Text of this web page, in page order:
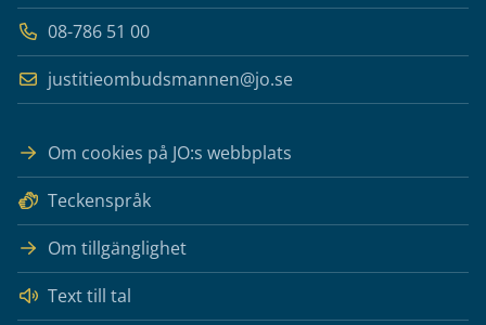
08-786 51 00
justitieombudsmannen@jo.se
Om cookies på JO:s webbplats
Teckenspråk
Om tillgänglighet
Text till tal